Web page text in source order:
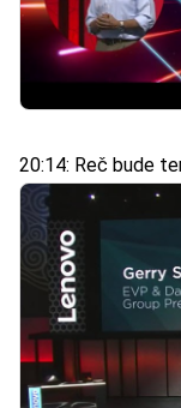
20:14: Reč bude